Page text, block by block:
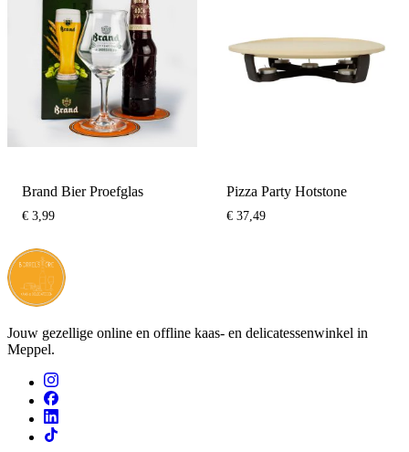
Brand Bier Proefglas
€ 3,99
Pizza Party Hotstone
€ 37,49
Jouw gezellige online en offline kaas- en delicatessenwinkel in
Meppel.